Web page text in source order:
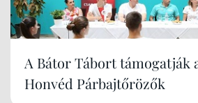
A Bátor Tábort támogatják
Honvéd Párbajtőrözők